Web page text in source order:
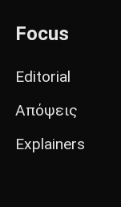
Focus
Editorial
Απόψεις
Explainers